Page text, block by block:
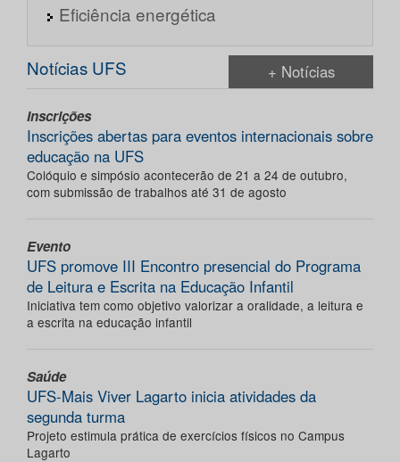
Eficiência energética
Notícias UFS + Notícias
Inscrições
Inscrições abertas para eventos internacionais sobre
educação na UFS
Colóquio e simpósio acontecerão de 21 a 24 de outubro,
com submissão de trabalhos até 31 de agosto
Evento
UFS promove III Encontro presencial do Programa
de Leitura e Escrita na Educação Infantil
Iniciativa tem como objetivo valorizar a oralidade, a leitura e
a escrita na educação infantil
Saúde
UFS-Mais Viver Lagarto inicia atividades da
segunda turma
Projeto estimula prática de exercícios físicos no Campus
Lagarto